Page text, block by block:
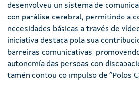
desenvolveu un sistema de
con parálise cerebral, permitindo a
necesidades básicas a través de
iniciativa destaca pola súa
barreiras comunicativas,
autonomía das persoas con
tamén contou co impulso de “Polos